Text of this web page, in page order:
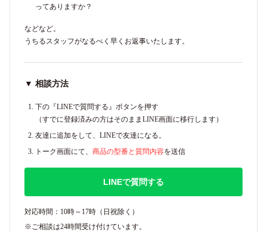
ってありますか？
などなど。
うちるスタッフがなるべく早くお返事いたします。
▼ 相談方法
下の『LINEで質問する』ボタンを押す
（すでに登録済みの方はそのままLINE画面に移行します）
友達に追加をして、LINEで友達になる。
トーク画面にて、 商品の型番と質問内容を送信
LINEで質問する
対応時間：10時～17時（日祝除く）
※ご相談は24時間受け付けています。